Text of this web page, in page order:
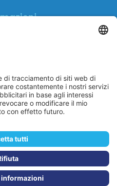
Group
Lavoro
Eduwork
Education
Cibum
| P.IVA: 04044560656 | Tutti i